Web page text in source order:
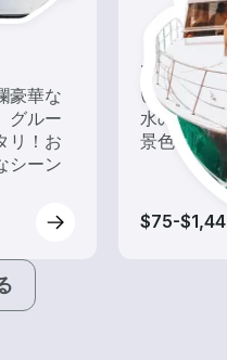
豪華な
グルー
リ！お
シーン
ツアー
いろんな
水の上か
景色を楽
$75-